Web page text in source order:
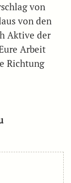
von
von den
Aktive der
Arbeit
Richtung